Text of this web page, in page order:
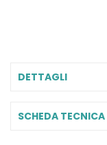
DETTAGLI
SCHEDA TECNICA